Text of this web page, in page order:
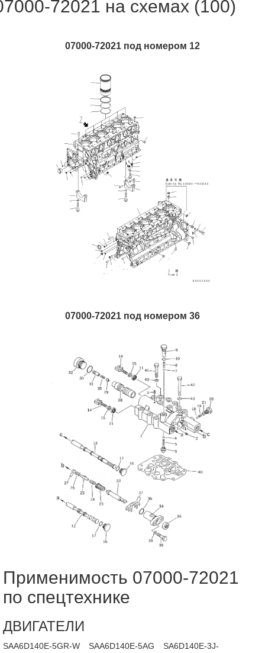
72021 на схемах (100)
07000-72021 под номером 12
07000-72021 под номером 36
Применимость 07000-72021
по спецтехнике
ДВИГАТЕЛИ
SAA6D140E-5GR-W SAA6D140E-5AG SA6D140E-3J-